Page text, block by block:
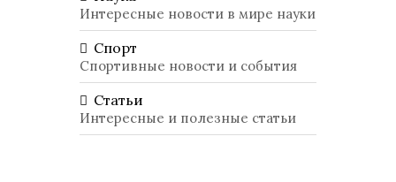
Интересные новости в мире науки
Спорт
Спортивные новости и события
Статьи
Интересные и полезные статьи